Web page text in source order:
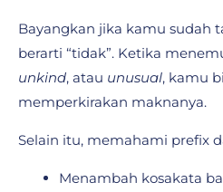
Bayangkan jika kamu sudah
berarti “tidak”. Ketika
unkind, atau unusual, kamu
memperkirakan maknanya.
Selain itu, memahami prefix
Menambah kosakata